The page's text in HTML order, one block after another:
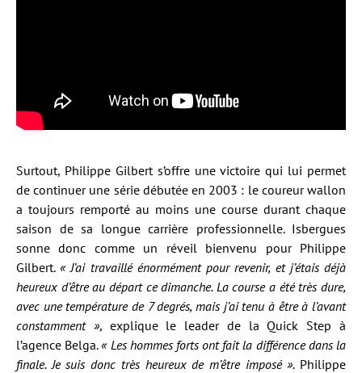
Surtout, Philippe Gilbert s’offre une victoire qui lui permet
de continuer une série débutée en 2003 : le coureur wallon
a toujours remporté au moins une course durant chaque
saison de sa longue carrière professionnelle. Isbergues
sonne donc comme un réveil bienvenu pour Philippe
Gilbert.« J’ai travaillé énormément pour revenir, et j’étais déjà
heureux d’être au départ ce dimanche. La course a été très dure,
avec une température de 7 degrés, mais j’ai tenu à être à l’avant
constamment », explique le leader de la Quick Step à
l’agence Belga.« Les hommes forts ont fait la différence dans la
finale. Je suis donc très heureux de m’être imposé ». Philippe